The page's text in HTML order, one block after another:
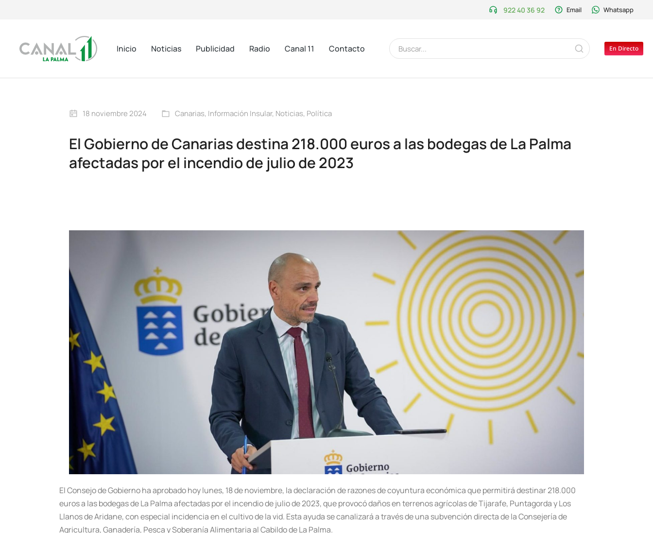
922 40 36 92 Email Whatsapp
Inicio Noticias Publicidad Radio Canal 11 Contacto En Directo
18 noviembre 2024 Canarias, Información Insular, Noticias, Política
El Gobierno de Canarias destina 218.000 euros a las bodegas de La Palma
afectadas por el incendio de julio de 2023
El Consejo de Gobierno ha aprobado hoy lunes, 18 de noviembre, la declaración de razones de coyuntura económica que permitirá destinar 218.000
euros a las bodegas de La Palma afectadas por el incendio de julio de 2023, que provocó daños en terrenos agrícolas de Tijarafe, Puntagorda y Los
Llanos de Aridane, con especial incidencia en el cultivo de la vid. Esta ayuda se canalizará a través de una subvención directa de la Consejería de
Agricultura, Ganadería, Pesca y Soberanía Alimentaria al Cabildo de La Palma.